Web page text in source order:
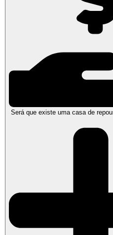
Será que existe uma casa de